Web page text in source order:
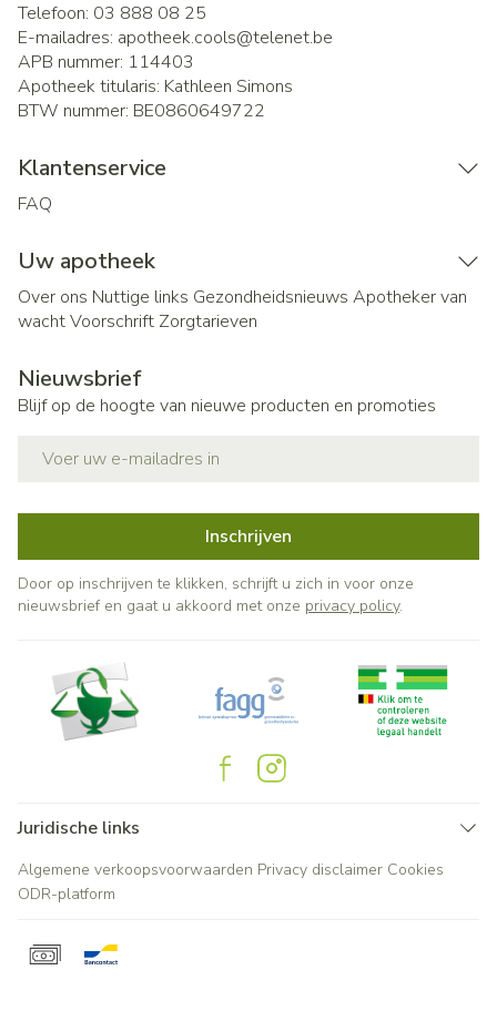
Telefoon: 03 888 08 25
E-mailadres: apotheek.cools@telenet.be
APB nummer: 114403
Apotheek titularis: Kathleen Simons
BTW nummer: BE0860649722
Klantenservice
FAQ
Uw apotheek
Over ons Nuttige links Gezondheidsnieuws Apotheker van
wachtVoorschrift Zorgtarieven
Nieuwsbrief
Blijf op de hoogte van nieuwe producten en promoties
Inschrijven
Door op inschrijven te klikken, schrijft u zich in voor onze
nieuwsbrief en gaat u akkoord met onze privacy policy.
Juridische links
Algemene verkoopsvoorwaarden Privacy disclaimer Cookies
ODR-platform